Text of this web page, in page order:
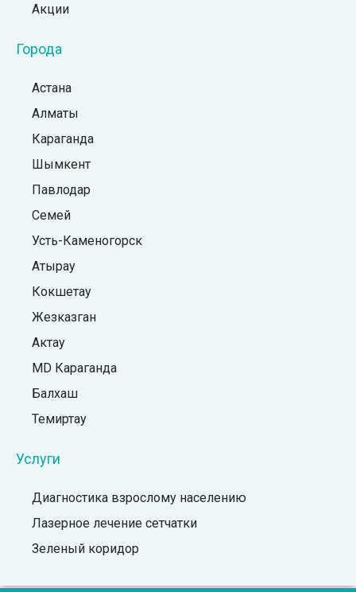
Акции
Города
Астана
Алматы
Караганда
Шымкент
Павлодар
Семей
Усть-Каменогорск
Атырау
Кокшетау
Жезказган
Актау
MD Караганда
Балхаш
Темиртау
Услуги
Диагностика взрослому населению
Лазерное лечение сетчатки
Зеленый коридор